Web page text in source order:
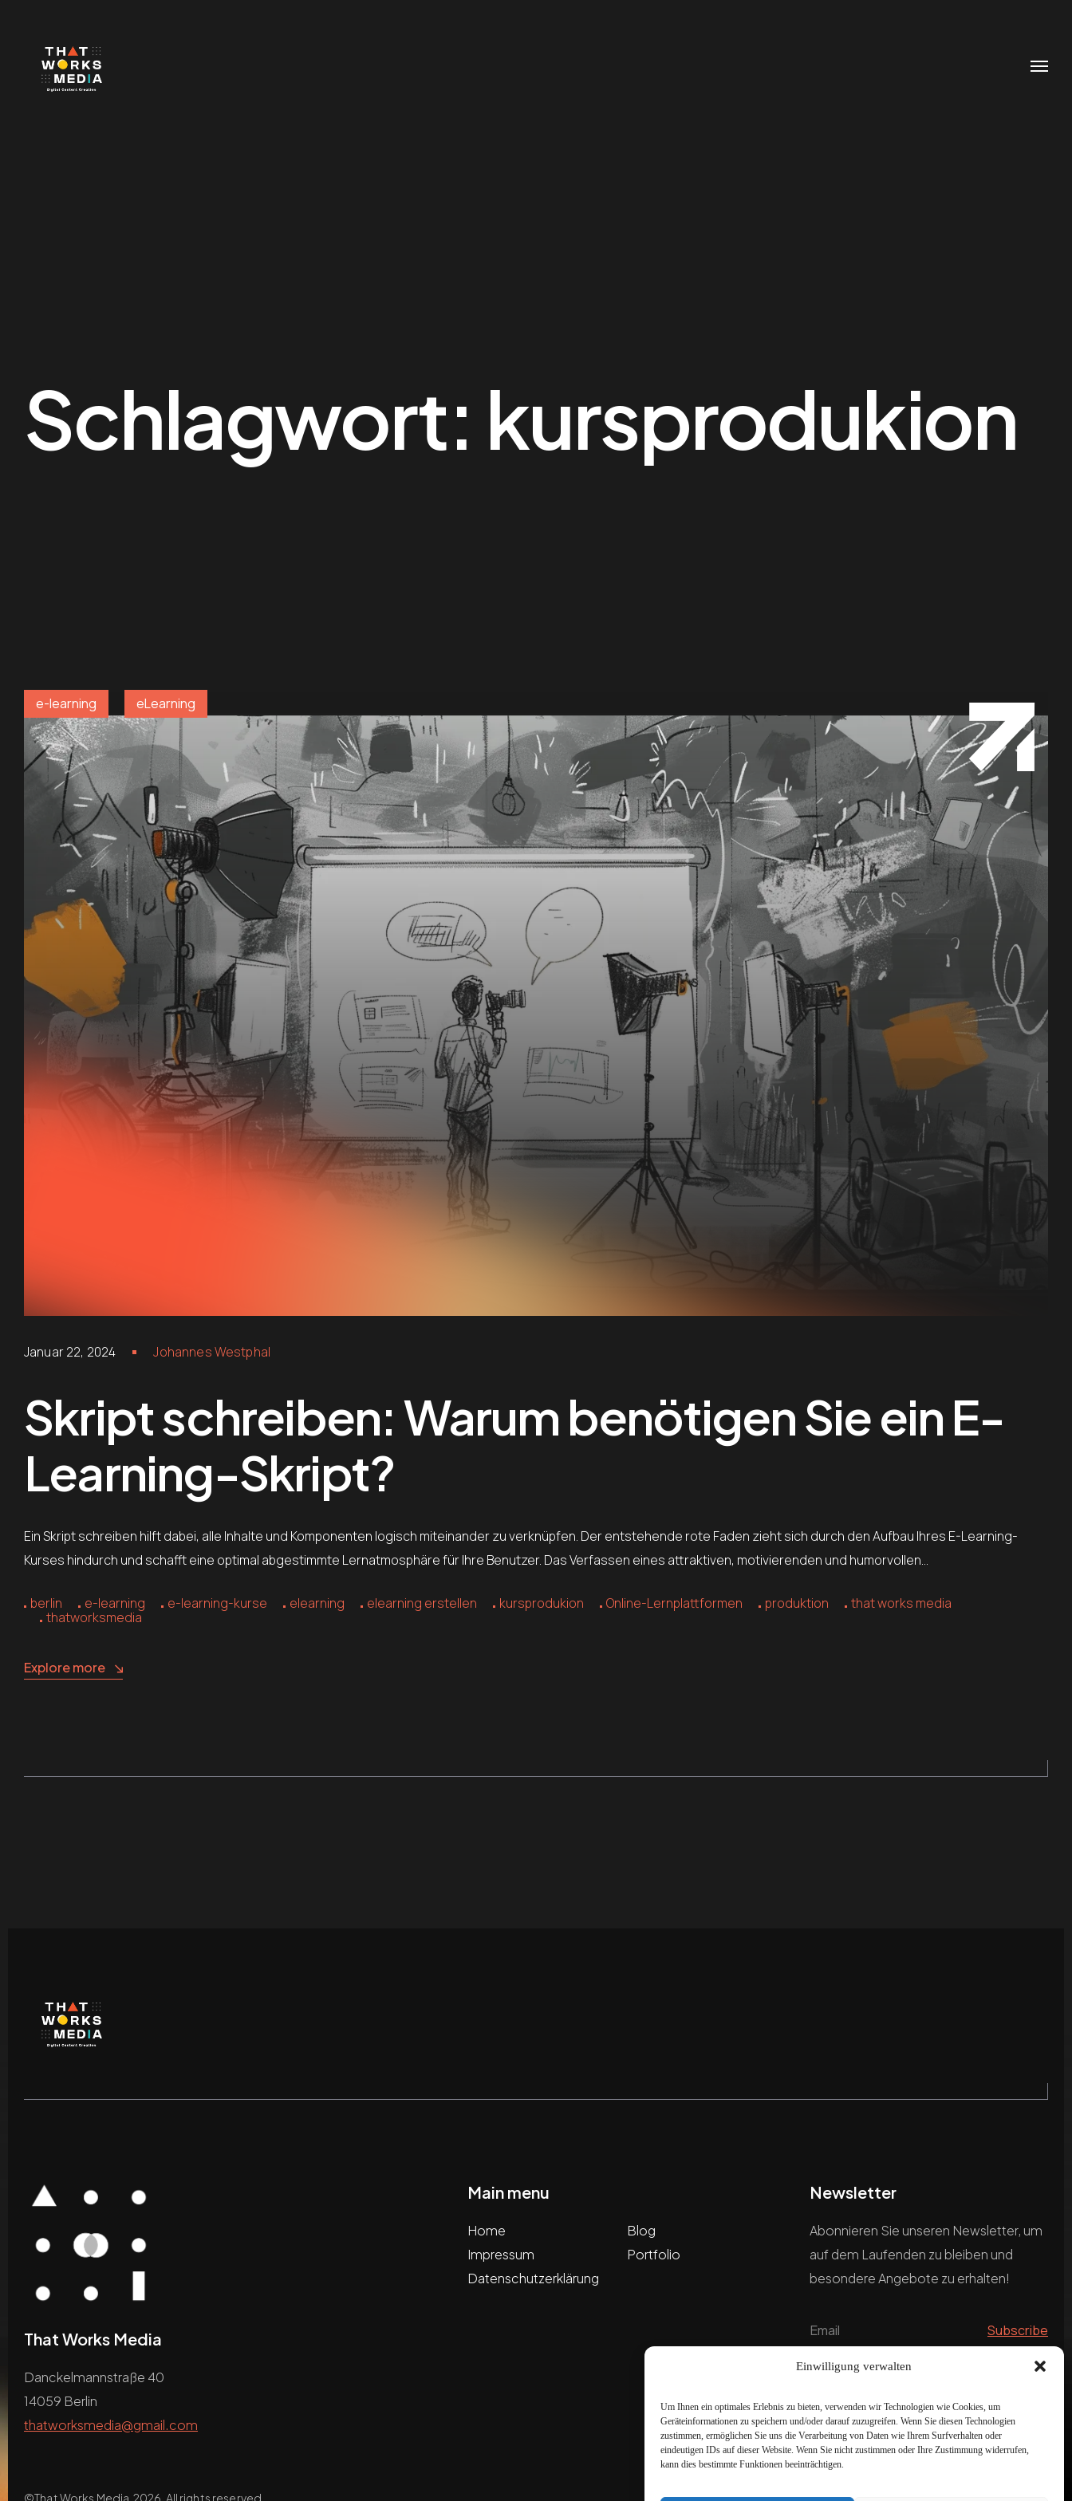
Einwilligung verwalten
Um Ihnen ein optimales Erlebnis zu bieten, verwenden wir Technologien wie Cookies, um
Geräteinformationen zu speichern und/oder darauf zuzugreifen. Wenn Sie diesen Technologien
zustimmen, ermöglichen Sie uns die Verarbeitung von Daten wie Ihrem Surfverhalten oder
eindeutigen IDs auf dieser Website. Wenn Sie nicht zustimmen oder Ihre Zustimmung widerrufen,
kann dies bestimmte Funktionen beeinträchtigen.
Schlagwort: kursprodukion
e-learning eLearning
Januar 22, 2024 Johannes Westphal
Skript schreiben: Warum benötigen Sie ein E-
Learning-Skript?
Ein Skript schreiben hilft dabei, alle Inhalte und Komponenten logisch miteinander zu verknüpfen. Der entstehende rote Faden zieht sich durch den Aufbau Ihres E-Learning-
Kurses hindurch und schafft eine optimal abgestimmte Lernatmosphäre für Ihre Benutzer. Das Verfassen eines attraktiven, motivierenden und humorvollen…
berlin e-learning e-learning-kurse elearning elearning erstellen kursprodukion Online-Lernplattformen produktion
that works media
thatworksmedia
Explore more
That Works Media
Danckelmannstraße 40
14059 Berlin
thatworksmedia@gmail.com
©That Works Media 2026. All rights reserved.
Main menu
Home
Impressum
Datenschutzerklärung
Blog
Portfolio
Newsletter
Abonnieren Sie unseren Newsletter, um
auf dem Laufenden zu bleiben und
besondere Angebote zu erhalten!